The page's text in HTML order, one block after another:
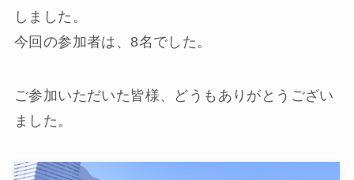
しました。
今回の参加者は、8名でした。
ご参加いただいた皆様、どうもありがとうござい
ました。